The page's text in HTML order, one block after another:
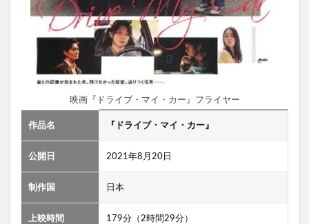
映画『ドライブ・マイ・カー』フライヤー
作品名 『ドライブ・マイ・カー』
公開日 2021年8月20日
制作国 日本
上映時間 179分（2時間29分）